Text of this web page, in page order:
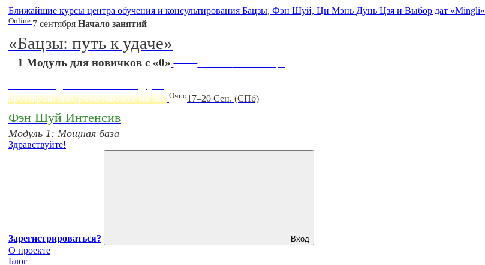
Ближайшие курсы центра обучения и консультирования Бацзы, Фэн Шуй, Ци Мэнь Дунь Цзя и Выбор дат «Mingli»
Online 7 сентября Начало занятий
«Бацзы: путь к удаче»
1 Модуль для новичков с «0» Начало:
пространство, работающее на вас Очно17–20 Сен. (СПб)
Фэн Шуй Интенсив
Модуль 1: Мощная база
Здравствуйте!
Зарегистрироваться? Вход
О проекте
Блог